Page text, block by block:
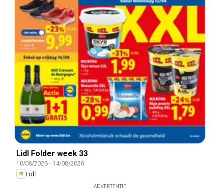
Lidl Folder week 33
10/08/2026- 14/08/2026
Lidl
ADVERTENTIE